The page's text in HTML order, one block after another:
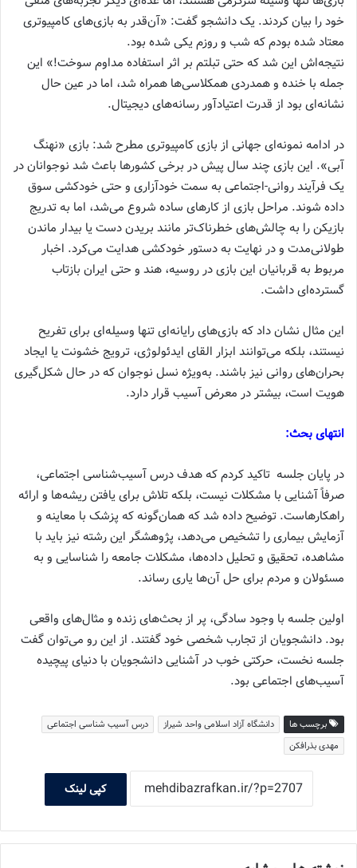
خود را بیان کردند. یک دانشجو گفت: «آن‌قدر به بازی‌های کامپیوتری
معتاد شده بودم که شب و روزم یکی شده بود.
نتیجه‌اش این شد که حتی تبلتم بر اثر استفاده‌ مداوم سوخت!» این
جمله با خنده و همدردی همکلاسی‌ها همراه شد، اما در عین حال
نشانه‌ای بود از قدرت اعتیادآور رسانه‌های دیجیتال.
در ادامه نمونه‌ای جهانی از بازی کامپیوتری مطرح شد: بازی «نهنگ
آبی». این بازی چند سال پیش در برخی کشورها باعث شد نوجوانان در
یک فرآیند روانی-اجتماعی به سمت خودآزاری و حتی خودکشی سوق
داده شوند. مراحل بازی از کارهای ساده شروع می‌شد، اما به تدریج
بازیکن را به چالش‌های خطرناک‌تر مانند بریدن دست یا بیدار ماندن
طولانی‌مدت و در نهایت به دستور خودکشی هدایت می‌کرد. اخبار
مربوط به قربانیان این بازی در روسیه، هند و حتی ایران بازتاب
گسترده‌ای داشت.
این مثال نشان داد که بازی‌های رایانه‌ای تنها وسیله‌ای برای تفریح
نیستند، بلکه می‌توانند ابزار القای ایدئولوژی، ترویج خشونت یا ایجاد
بحران‌های روانی نیز باشند. به‌ویژه نسل نوجوان که در حال شکل‌گیری
هویت است، بیشتر در معرض آسیب قرار دارد.
انتهای بحث:
در پایان جلسه تاکید کردم که هدف درس آسیب‌شناسی اجتماعی،
صرفاً آشنایی با مشکلات نیست، بلکه تلاش برای یافتن ریشه‌ها و ارائه‌
راهکارهاست. توضیح داده شد که همان‌گونه که پزشک با معاینه و
آزمایش بیماری را تشخیص می‌دهد، پژوهشگر این رشته نیز باید با
مشاهده، تحقیق و تحلیل داده‌ها، مشکلات جامعه را شناسایی و به
مسئولان و مردم برای حل آن‌ها یاری رساند.
اولین جلسه با وجود سادگی، پر از بحث‌های زنده و مثال‌های واقعی
بود. دانشجویان از تجارب شخصی خود گفتند. از این رو می‌توان گفت
جلسه‌ نخست، حرکتی خوب در آشنایی دانشجویان با دنیای پیچیده‌
آسیب‌های اجتماعی بود.
برچسب ها دانشگاه آزاد اسلامی واحد شیراز
درس آسیب شناسی اجتماعی
مهدی بذرافکن
کپی لینک